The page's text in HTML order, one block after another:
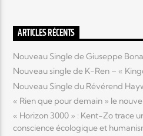
Elyon Live
Elyon Kids
ARTICLES RÉCENTS
Nouveau Single de Giuseppe
Nouveau single de K-Ren – «
Nouveau Single du Révérend
« Rien que pour demain » le
« Horizon 3000 » : Kent-Zo trace
conscience écologique et